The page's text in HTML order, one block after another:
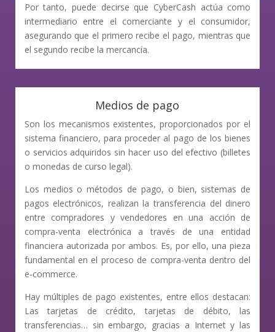
Por tanto, puede decirse que CyberCash actúa como
intermediario entre el comerciante y el consumidor,
asegurando que el primero recibe el pago, mientras que
el segundo recibe la mercancía.
Medios de pago
Son los mecanismos existentes, proporcionados por el
sistema financiero, para proceder al pago de los bienes
o servicios adquiridos sin hacer uso del efectivo (billetes
o monedas de curso legal).
Los medios o métodos de pago, o bien, sistemas de
pagos electrónicos, realizan la transferencia del dinero
entre compradores y vendedores en una acción de
compra-venta electrónica a través de una entidad
financiera autorizada por ambos. Es, por ello, una pieza
fundamental en el proceso de compra-venta dentro del
e-commerce.
Hay múltiples de pago existentes, entre ellos destacan:
Las tarjetas de crédito, tarjetas de débito, las
transferencias… sin embargo, gracias a Internet y las